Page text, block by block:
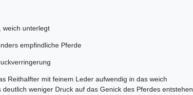
weich unterlegt
empfindliche Pferde
Reithalfter mit feinem Leder aufwendig in das weich
weniger Druck auf das Genick des Pferdes entstehen